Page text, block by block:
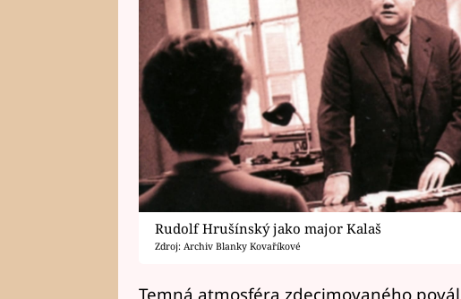
Rudolf Hrušínský jako major Kalaš
Zdroj: Archiv Blanky Kovaříkové
Temná atmosféra zdecimovaného